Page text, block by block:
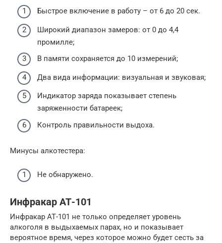
Быстрое включение в работу – от 6 до 20 сек.
Широкий диапазон замеров: от 0 до 4,4
промилле;
В памяти сохраняется до 10 измерений;
Два вида информации: визуальная и звуковая;
Индикатор заряда показывает степень
заряженности батареек;
Контроль правильности выдоха.
Минусы алкотестера:
Не обнаружено.
Инфракар АТ-101
Инфракар АТ-101 не только определяет уровень
алкоголя в выдыхаемых парах, но и показывает
вероятное время, через которое можно будет сесть за